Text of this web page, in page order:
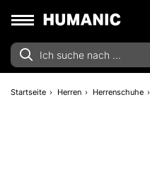
Startseite Herren Herrenschuhe